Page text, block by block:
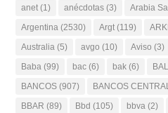
anet (1) anécdotas (3) Arabia
Argentina (2530) Argt (119)
Australia (5) avgo (10) Aviso (3)
Baba (99) bac (6) bak (6)
BANCOS (907) BANCOS
BBAR (89) Bbd (105) bbva (2)